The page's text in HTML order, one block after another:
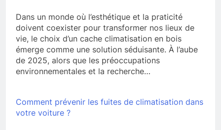
Dans un monde où l’esthétique et la praticité
doivent coexister pour transformer nos lieux de
vie, le choix d’un cache climatisation en bois
émerge comme une solution séduisante. À l’aube
de 2025, alors que les préoccupations
environnementales et la recherche…
Comment prévenir les fuites de climatisation dans
votre voiture ?